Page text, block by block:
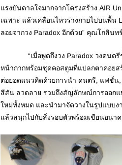
แรงบันดาลใจมากจากโครงสร้าง AIR
เฉพาะ แล้วเคลื่อนไหวร่างกายไปบนพื้น
ลอยจากวง Paradox อีกด้วย” คุณโกสินท
“เมื่อพูดถึงวง Paradox วงดนตรีชั้น
หน้ากากพร้อมชุดคอสตูมที่แปลกตาคอยส
ต่อยอดแนวคิดด้วยการนำ ดนตรี, แฟชั่น,
สีสัน ลวดลาย รวมถึงสัญลักษณ์การออกแ
ใหม่ทั้งหมด และนำมาจัดวางในรูปแบบง
แล้วสนุกไปกับสิ่งรอบตัวพร้อมเขียนอน